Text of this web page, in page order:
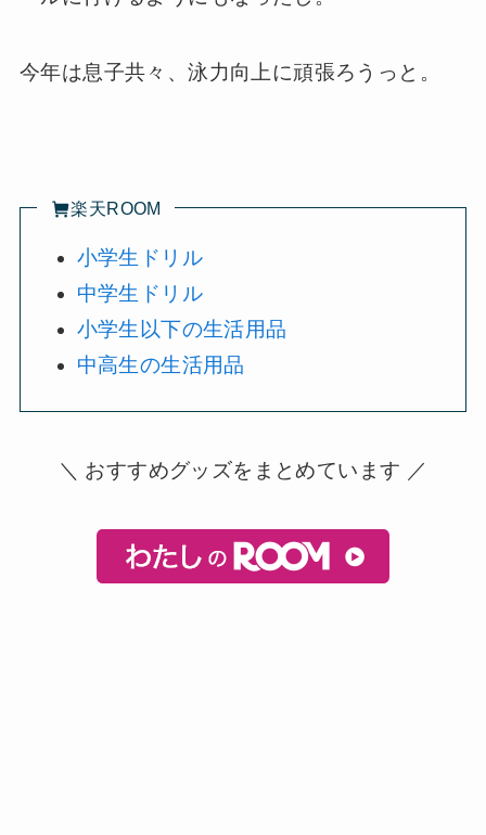
今年は息子共々、泳力向上に頑張ろうっと。
楽天ROOM
小学生ドリル
中学生ドリル
小学生以下の生活用品
中高生の生活用品
＼ おすすめグッズをまとめています ／